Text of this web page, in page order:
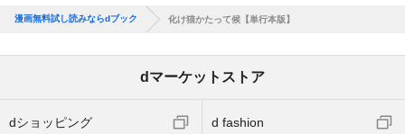
漫画無料試し読みならdブック 化け猫かたって候【単行本版】
dマーケットストア
dショッピング d fashion